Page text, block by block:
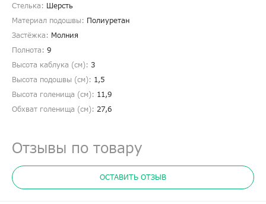
Стелька: Шерсть
Материал подошвы: Полиуретан
Застёжка: Молния
Полнота: 9
Высота каблука (см): 3
Высота подошвы (см): 1,5
Высота голенища (cм): 11,9
Обхват голенища (cм): 27,6
Отзывы по товару
ОСТАВИТЬ ОТЗЫВ